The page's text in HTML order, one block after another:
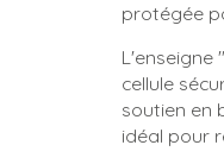
protégée
L'enseigne
cellule
soutien en
idéal pour